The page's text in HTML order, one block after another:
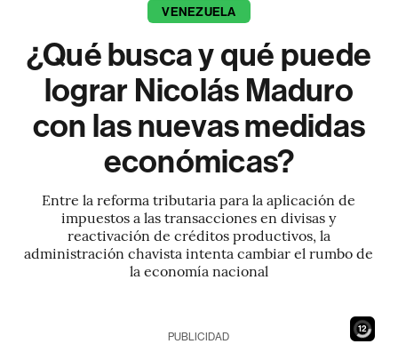
VENEZUELA
¿Qué busca y qué puede
lograr Nicolás Maduro
con las nuevas medidas
económicas?
Entre la reforma tributaria para la aplicación de
impuestos a las transacciones en divisas y
reactivación de créditos productivos, la
administración chavista intenta cambiar el rumbo de
la economía nacional
10
PUBLICIDAD